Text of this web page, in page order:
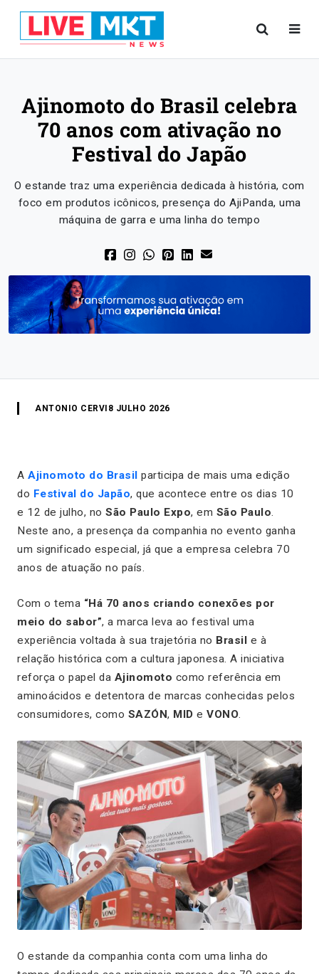
Ajinomoto do Brasil celebra
70 anos com ativação no
Festival do Japão
O estande traz uma experiência dedicada à história, com
foco em produtos icônicos, presença do AjiPanda, uma
máquina de garra e uma linha do tempo
ANTONIO CERVI 8 JULHO 2026
A Ajinomoto do Brasil participa de mais uma edição
do Festival do Japão, que acontece entre os dias 10
e 12 de julho, no São Paulo Expo, em São Paulo.
Neste ano, a presença da companhia no evento ganha
um significado especial, já que a empresa celebra 70
anos de atuação no país.
Com o tema “Há 70 anos criando conexões por
meio do sabor”, a marca leva ao festival uma
experiência voltada à sua trajetória no Brasil e à
relação histórica com a cultura japonesa. A iniciativa
reforça o papel da Ajinomoto como referência em
aminoácidos e detentora de marcas conhecidas pelos
consumidores, como SAZÓN, MID e VONO.
O estande da companhia conta com uma linha do